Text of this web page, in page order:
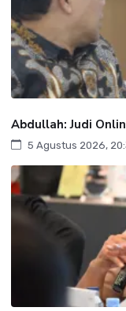
Abdullah: Judi
5 Agustus 2026,